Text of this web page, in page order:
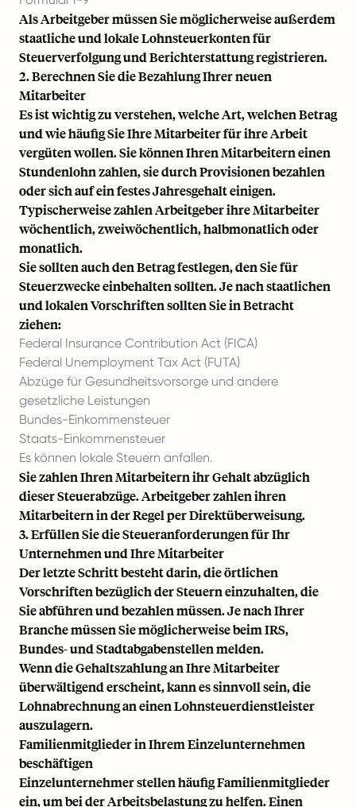
Als Arbeitgeber müssen Sie möglicherweise außerdem
staatliche und lokale Lohnsteuerkonten für
Steuerverfolgung und Berichterstattung registrieren.
2. Berechnen Sie die Bezahlung Ihrer neuen
Mitarbeiter
Es ist wichtig zu verstehen, welche Art, welchen Betrag
und wie häufig Sie Ihre Mitarbeiter für ihre Arbeit
vergüten wollen. Sie können Ihren Mitarbeitern einen
Stundenlohn zahlen, sie durch Provisionen bezahlen
oder sich auf ein festes Jahresgehalt einigen.
Typischerweise zahlen Arbeitgeber ihre Mitarbeiter
wöchentlich, zweiwöchentlich, halbmonatlich oder
monatlich.
Sie sollten auch den Betrag festlegen, den Sie für
Steuerzwecke einbehalten sollten. Je nach staatlichen
und lokalen Vorschriften sollten Sie in Betracht
ziehen:
Federal Insurance Contribution Act (FICA)
Federal Unemployment Tax Act (FUTA)
Abzüge für Gesundheitsvorsorge und andere
gesetzliche Leistungen
Bundes-Einkommensteuer
Staats-Einkommensteuer
Es können lokale Steuern anfallen.
Sie zahlen Ihren Mitarbeitern ihr Gehalt abzüglich
dieser Steuerabzüge. Arbeitgeber zahlen ihren
Mitarbeitern in der Regel per Direktüberweisung.
3. Erfüllen Sie die Steueranforderungen für Ihr
Unternehmen und Ihre Mitarbeiter
Der letzte Schritt besteht darin, die örtlichen
Vorschriften bezüglich der Steuern einzuhalten, die
Sie abführen und bezahlen müssen. Je nach Ihrer
Branche müssen Sie möglicherweise beim IRS,
Bundes- und Stadtabgabenstellen melden.
Wenn die Gehaltszahlung an Ihre Mitarbeiter
überwältigend erscheint, kann es sinnvoll sein, die
Lohnabrechnung an einen Lohnsteuerdienstleister
auszulagern.
Familienmitglieder in Ihrem Einzelunternehmen
beschäftigen
Einzelunternehmer stellen häufig Familienmitglieder
ein, um bei der Arbeitsbelastung zu helfen. Einen